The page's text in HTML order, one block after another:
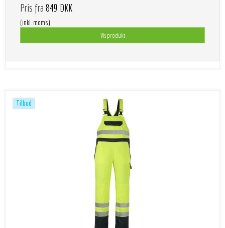
Pris fra 849 DKK
(inkl. moms)
Vis produkt
Tilbud